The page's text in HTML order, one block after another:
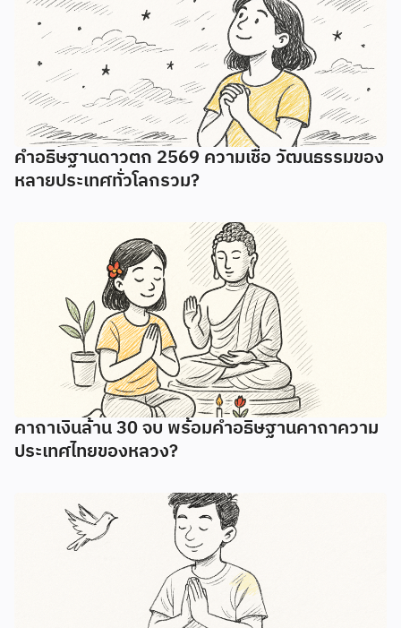
คำอธิษฐานดาวตก 2569 ความเชื่อ วัฒนธรรมของ
หลายประเทศทั่วโลกรวม?
คาถาเงินล้าน 30 จบ พร้อมคำอธิษฐานคาถาความ
ประเทศไทยของหลวง?